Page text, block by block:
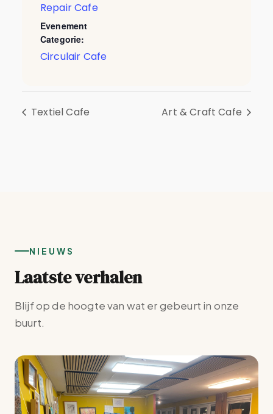
Repair Cafe
Evenement
Categorie:
Circulair Cafe
Textiel Cafe Art & Craft Cafe
NIEUWS
Laatste verhalen
Blijf op de hoogte van wat er gebeurt in onze
buurt.